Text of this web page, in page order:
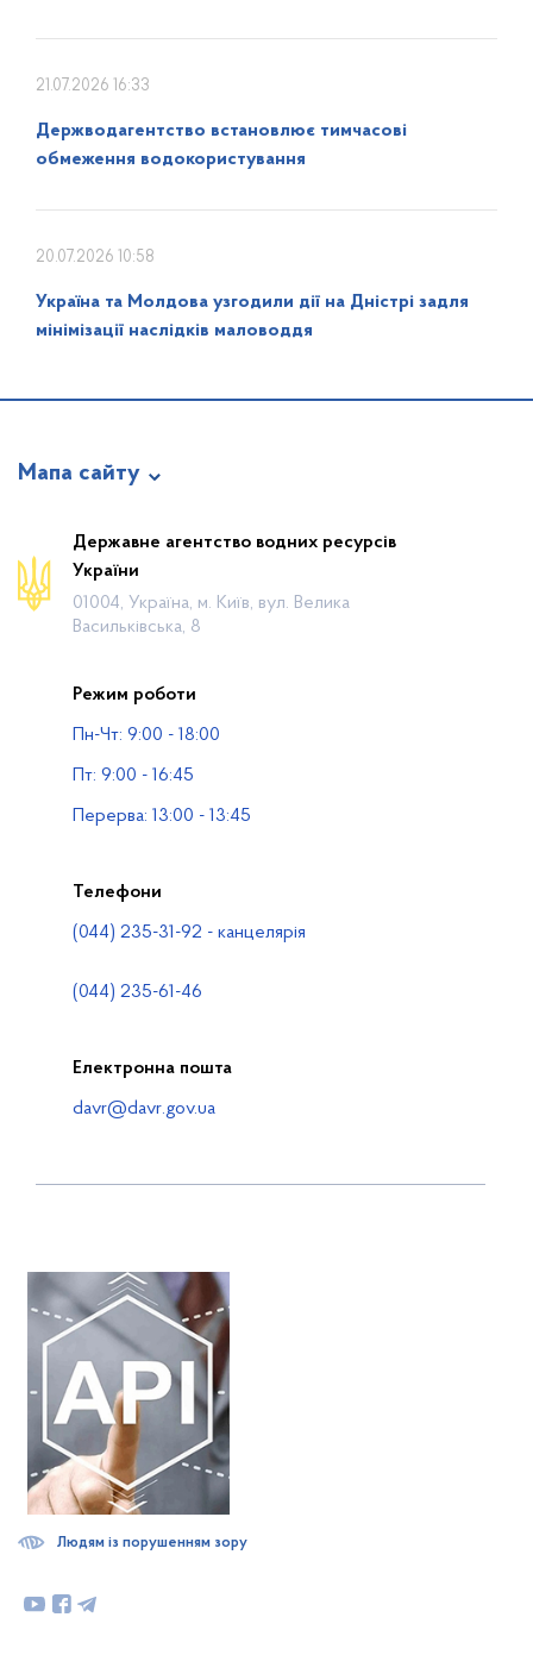
21.07.2026 16:33
Держводагентство встановлює тимчасові
обмеження водокористування
20.07.2026 10:58
Україна та Молдова узгодили дії на Дністрі задля
мінімізації наслідків маловоддя
Мапа сайту
Про відомство
Діяльність
Громадянам
Публічна інформація
Водогосподарські організації
Державне агентство водних ресурсів
України
01004, Україна, м. Київ, вул. Велика
Васильківська, 8
Режим роботи
Пн-Чт: 9:00 - 18:00
Пт: 9:00 - 16:45
Перерва: 13:00 - 13:45
Телефони
(044) 235-31-92 - канцелярія
(044) 235-61-46
Електронна пошта
davr@davr.gov.ua
Людям із порушенням зору